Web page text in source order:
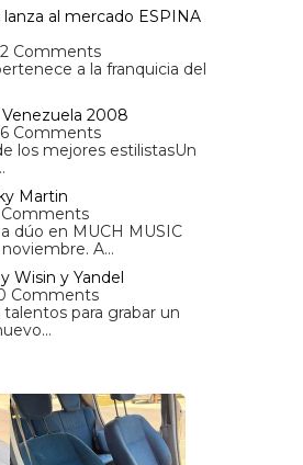
lanza al mercado ESPINA
Comments
a la franquicia del
2008
Comments
los mejores estilistasUn
Martin
Comments
dúo en MUCH MUSIC
A…
Wisin y Yandel
Comments
talentos para grabar un